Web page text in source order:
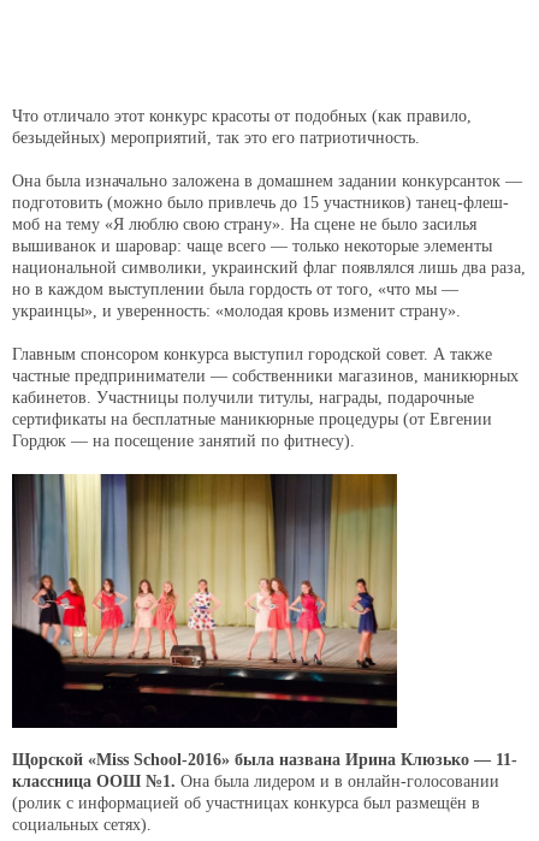
Что отличало этот конкурс красоты от подобных (как правило,
безыдейных) мероприятий, так это его патриотичность.
Она была изначально заложена в домашнем задании конкурсанток —
подготовить (можно было привлечь до 15 участников) танец-флеш-
моб на тему «Я люблю свою страну». На сцене не было засилья
вышиванок и шаровар: чаще всего — только некоторые элементы
национальной символики, украинский флаг появлялся лишь два раза,
но в каждом выступлении была гордость от того, «что мы —
украинцы», и уверенность: «молодая кровь изменит страну».
Главным спонсором конкурса выступил городской совет. А также
частные предприниматели — собственники магазинов, маникюрных
кабинетов. Участницы получили титулы, награды, подарочные
сертификаты на бесплатные маникюрные процедуры (от Евгении
Гордюк — на посещение занятий по фитнесу).
Щорской «Miss School-2016» была названа Ирина Клюзько — 11-
классница ООШ №1. Она была лидером и в онлайн-голосовании
(ролик с информацией об участницах конкурса был размещён в
социальных сетях).